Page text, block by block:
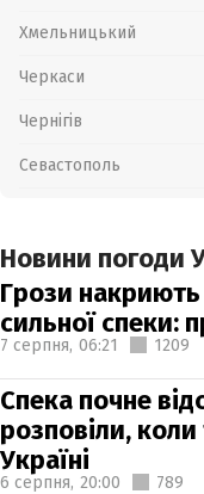
Хмельницький
Черкаси
Чернігів
Севастополь
Новини погоди
Грози накриють
сильної спеки:
7 серпня, 06:21 1209
Спека почне
розповіли,
Україні
6 серпня, 20:00 789